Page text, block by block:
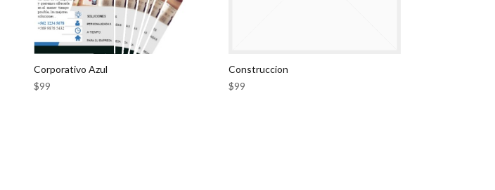
Corporativo Azul
$99
Construccion
$99